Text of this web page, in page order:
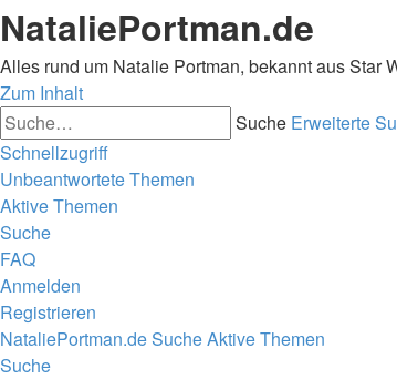
NataliePortman.de
Alles rund um Natalie Portman, bekannt aus Star
Zum Inhalt
Suche Erweiterte
Schnellzugriff
Unbeantwortete Themen
Aktive Themen
Suche
FAQ
Anmelden
Registrieren
NataliePortman.deSucheAktive Themen
Suche